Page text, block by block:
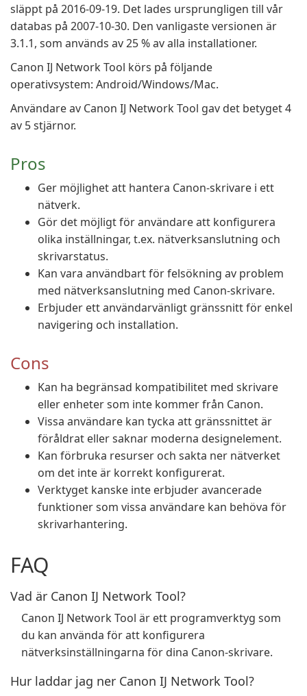
släppt på 2016-09-19. Det lades ursprungligen till vår
databas på 2007-10-30. Den vanligaste versionen är
3.1.1, som används av 25 % av alla installationer.
Canon IJ Network Tool körs på följande
operativsystem: Android/Windows/Mac.
Användare av Canon IJ Network Tool gav det betyget 4
av 5 stjärnor.
Pros
Ger möjlighet att hantera Canon-skrivare i ett
nätverk.
Gör det möjligt för användare att konfigurera
olika inställningar, t.ex. nätverksanslutning och
skrivarstatus.
Kan vara användbart för felsökning av problem
med nätverksanslutning med Canon-skrivare.
Erbjuder ett användarvänligt gränssnitt för enkel
navigering och installation.
Cons
Kan ha begränsad kompatibilitet med skrivare
eller enheter som inte kommer från Canon.
Vissa användare kan tycka att gränssnittet är
föråldrat eller saknar moderna designelement.
Kan förbruka resurser och sakta ner nätverket
om det inte är korrekt konfigurerat.
Verktyget kanske inte erbjuder avancerade
funktioner som vissa användare kan behöva för
skrivarhantering.
FAQ
Vad är Canon IJ Network Tool?
Canon IJ Network Tool är ett programverktyg som
du kan använda för att konfigurera
nätverksinställningarna för dina Canon-skrivare.
Hur laddar jag ner Canon IJ Network Tool?